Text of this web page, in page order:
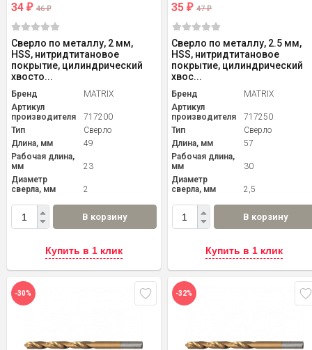
34 ₽ 46₽
Сверло по металлу, 2 мм,
HSS, нитридтитановое
покрытие, цилиндрический
хвосто...
Бренд
MATRIX
Артикул
производителя
717200
Тип
Сверло
Длина, мм
49
Рабочая длина,
мм
23
Диаметр
сверла, мм
2
В корзину
Купить в 1 клик
35₽ 47₽
Сверло по металлу, 2.5 мм,
HSS, нитридтитановое
покрытие, цилиндрический
хвос...
Бренд
MATRIX
Артикул
производителя
717250
Тип
Сверло
Длина, мм
57
Рабочая длина,
мм
30
Диаметр
сверла, мм
2,5
В корзину
Купить в 1 клик
-30% -32%